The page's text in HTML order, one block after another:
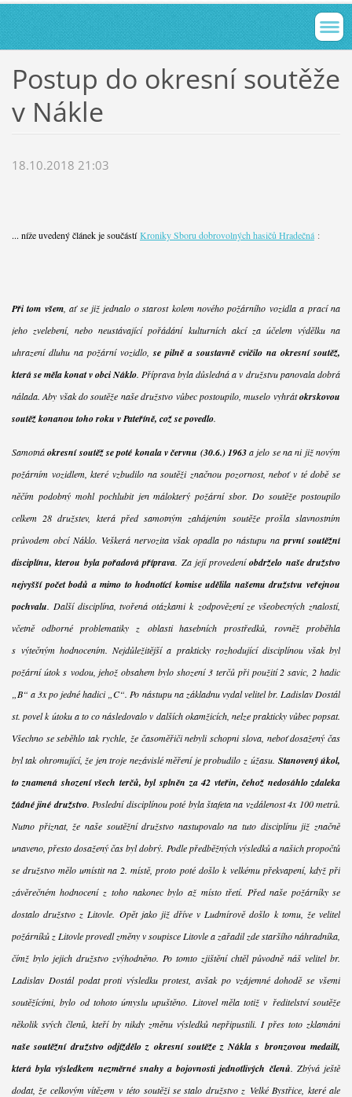
Postup do okresní soutěže
v Nákle
18.10.2018 21:03
... níže uvedený článek je součástí Kroniky Sboru dobrovolných hasičů Hradečná:
Při tom všem, ať se již jednalo o starost kolem nového požárního vozidla a prací na
jeho zvelebení, nebo neustávající pořádání kulturních akcí za účelem výdělku na
uhrazení dluhu na požární vozidlo, se pilně a soustavně cvičilo na okresní soutěž,
která se měla konat v obci Náklo. Příprava byla důsledná a v družstvu panovala dobrá
nálada. Aby však do soutěže naše družstvo vůbec postoupilo, muselo vyhrátokrskovou
soutěž konanou toho roku v Pateříně, což se povedlo.
Samotnáokresní soutěž se poté konala v červnu (30.6.) 1963a jelo se na ni již novým
požárním vozidlem, které vzbudilo na soutěži značnou pozornost, neboť v té době se
něčím podobný mohl pochlubit jen málokterý požární sbor. Do soutěže postoupilo
celkem 28 družstev, která před samotným zahájením soutěže prošla slavnostním
průvodem obcí Náklo. Veškerá nervozita však opadla po nástupu naprvní soutěžní
disciplínu, kterou byla pořadová příprava. Za její provedeníobdrželo naše družstvo
nejvyšší počet bodů a mimo to hodnotící komise udělila našemu družstvu veřejnou
pochvalu. Další disciplína, tvořená otázkami k zodpovězení ze všeobecných znalostí,
včetně odborné problematiky z oblasti hasebních prostředků, rovněž proběhla
s výtečným hodnocením. Nejdůležitější a prakticky rozhodující disciplínou však byl
požární útok s vodou, jehož obsahem bylo shození 3 terčů při použití 2 savic, 2 hadic
„B“ a 3x po jedné hadici „C“. Po nástupu na základnu vydal velitel br. Ladislav Dostál
st. povel k útoku a to co následovalo v dalších okamžicích, nelze prakticky vůbec popsat.
Všechno se seběhlo tak rychle, že časoměřiči nebyli schopni slova, neboť dosažený čas
byl tak ohromující, že jen troje nezávislé měření je probudilo z úžasu. Stanovený úkol,
to znamená shození všech terčů, byl splněn za 42 vteřin, čehož nedosáhlo zdaleka
žádné jiné družstvo. Poslední disciplínou poté byla štafeta na vzdálenost 4x 100 metrů.
Nutno přiznat, že naše soutěžní družstvo nastupovalo na tuto disciplínu již značně
unaveno, přesto dosažený čas byl dobrý. Podle předběžných výsledků a našich propočtů
se družstvo mělo umístit na 2. místě, proto poté došlo k velkému překvapení, když při
závěrečném hodnocení z toho nakonec bylo až místo třetí. Před naše požárníky se
dostalo družstvo z Litovle. Opět jako již dříve v Ludmírově došlo k tomu, že velitel
požárníků z Litovle provedl změny v soupisce Litovle a zařadil zde staršího náhradníka,
čímž bylo jejich družstvo zvýhodněno. Po tomto zjištění chtěl původně náš velitel br.
Ladislav Dostál podat proti výsledku protest, avšak po vzájemné dohodě se všemi
soutěžícími, bylo od tohoto úmyslu upuštěno. Litovel měla totiž v ředitelství soutěže
několik svých členů, kteří by nikdy změnu výsledků nepřipustili. I přes toto zklamání
naše soutěžní družstvo odjíždělo z okresní soutěže z Nákla s bronzovou medailí,
která byla výsledkem nezměrné snahy a bojovnosti jednotlivých členů. Zbývá ještě
dodat, že celkovým vítězem v této soutěži se stalo družstvo z Velké Bystřice, které ale